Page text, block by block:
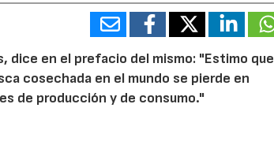
dice en el prefacio del mismo: "Estimo que
cosechada en el mundo se pierde en
de producción y de consumo."